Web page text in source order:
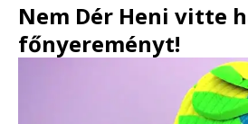
Nem Dér Heni vitte
főnyereményt!